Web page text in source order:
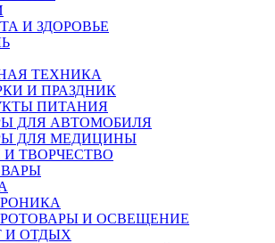
И ЗДОРОВЬЕ
ТЕХНИКА
И ПРАЗДНИК
ПИТАНИЯ
ДЛЯ АВТОМОБИЛЯ
ДЛЯ МЕДИЦИНЫ
И ТВОРЧЕСТВО
И ОСВЕЩЕНИЕ
И ОТДЫХ